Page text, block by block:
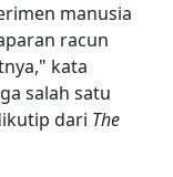
manusia
racun
kata
salah satu
dari The